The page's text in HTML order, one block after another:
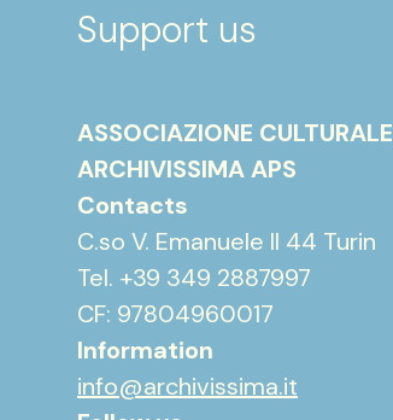
Support us
ASSOCIAZIONE CULTURALE
ARCHIVISSIMA APS
Contacts
C.so V. Emanuele II 44 Turin
Tel. +39 349 2887997
CF: 97804960017
Information
info@archivissima.it